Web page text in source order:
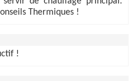
Thermiques !
!